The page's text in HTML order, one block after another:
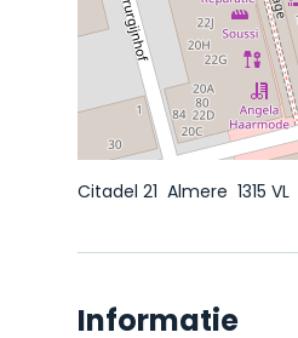
Citadel 21 Almere 1315 VL
Informatie